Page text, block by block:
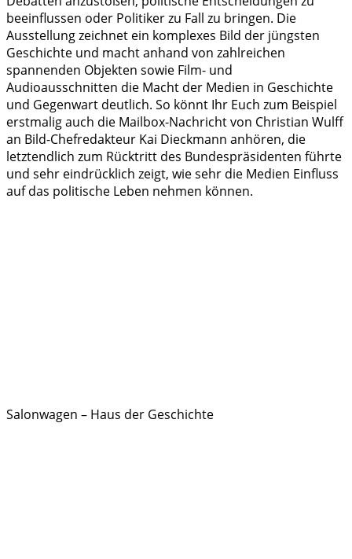
beeinflussen oder Politiker zu Fall zu bringen. Die
Ausstellung zeichnet ein komplexes Bild der jüngsten
Geschichte und macht anhand von zahlreichen
spannenden Objekten sowie Film- und
Audioausschnitten die Macht der Medien in Geschichte
und Gegenwart deutlich. So könnt Ihr Euch zum Beispiel
erstmalig auch die Mailbox-Nachricht von Christian Wulff
an Bild-Chefredakteur Kai Dieckmann anhören, die
letztendlich zum Rücktritt des Bundespräsidenten führte
und sehr eindrücklich zeigt, wie sehr die Medien Einfluss
auf das politische Leben nehmen können.
Salonwagen – Haus der Geschichte